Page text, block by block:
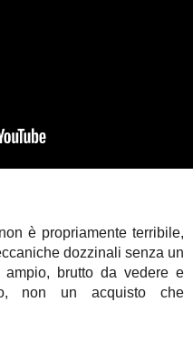
è propriamente terribile,
dozzinali senza un
brutto da vedere e
non un acquisto che